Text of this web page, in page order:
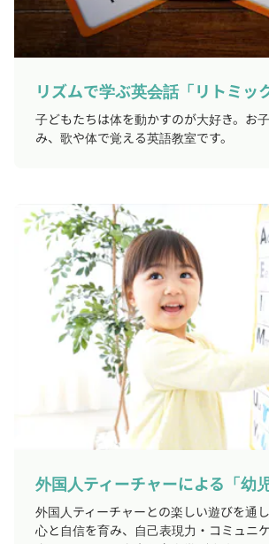
リズムで学ぶ英会話「リトミッ
子どもたちは体を動かすのが大好き。お
み、歌や体で覚える英語教室です。
外国人ティーチャーによる「幼
外国人ティーチャーとの楽しい遊びを通
心と自信を育み、自己表現力・コミュニ